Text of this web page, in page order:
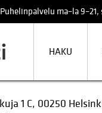
Puhelinpalvelu ma–la 9–21,
HAKU
1 C, 00250